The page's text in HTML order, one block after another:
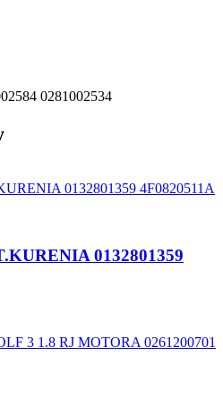
0281002534
0132801359